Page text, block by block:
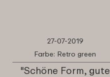
27-07-2019
Farbe: Retro green
"Schöne Form, gute